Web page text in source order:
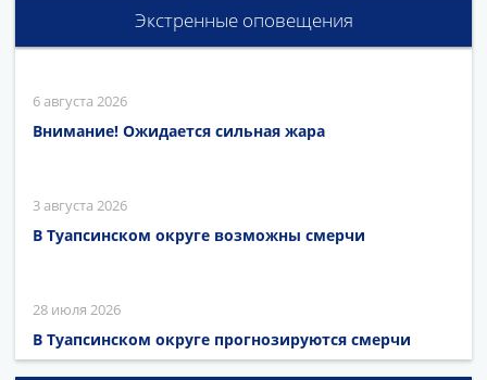
Экстренные оповещения
6 августа 2026
Внимание! Ожидается сильная жара
3 августа 2026
В Туапсинском округе возможны смерчи
28 июля 2026
В Туапсинском округе прогнозируются смерчи